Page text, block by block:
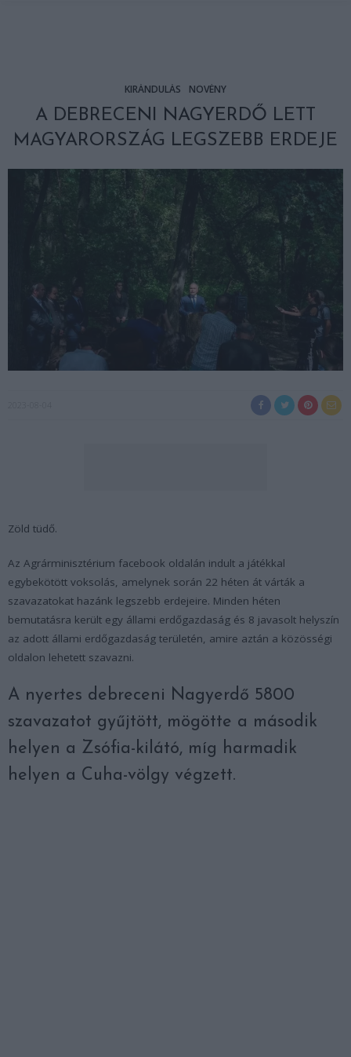
KIRÁNDULÁS NÖVÉNY
A DEBRECENI NAGYERDŐ LETT
MAGYARORSZÁG LEGSZEBB ERDEJE
Zöld tüdő.
Az Agrárminisztérium facebook oldalán indult a játékkal
egybekötött voksolás, amelynek során 22 héten át várták a
szavazatokat hazánk legszebb erdejeire. Minden héten
bemutatásra került egy állami erdőgazdaság és 8 javasolt helyszín
az adott állami erdőgazdaság területén, amire aztán a közösségi
oldalon lehetett szavazni.
A nyertes debreceni Nagyerdő 5800
szavazatot gyűjtött, mögötte a második
helyen a Zsófia-kilátó, míg harmadik
helyen a Cuha-völgy végzett.